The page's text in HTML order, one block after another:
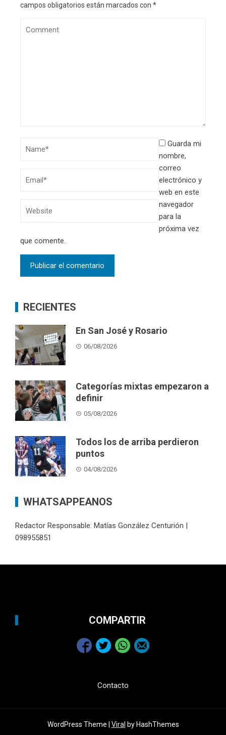
campos obligatorios están marcados con *
Guarda mi
nombre,
correo
electrónico y
web en este
navegador
para la
próxima vez
que comente.
RECIENTES
En San José y Rosario
06/08/2026
Categorías mixtas empezaron a
definir
05/08/2026
Todos los de arriba perdieron
puntos
04/08/2026
WHATSAPPEANOS
Redactor Responsable: Matías González Centurión |
098955851
COMPARTIR
Contacto
WordPress Theme | Viral by HashThemes